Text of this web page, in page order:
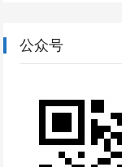
公众号